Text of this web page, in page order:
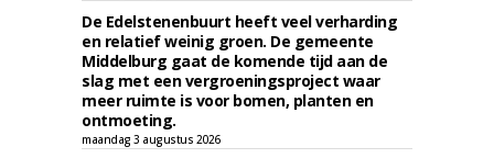
De Edelstenenbuurt heeft veel verharding
en relatief weinig groen. De gemeente
Middelburg gaat de komende tijd aan de
slag met een vergroeningsproject waar
meer ruimte is voor bomen, planten en
ontmoeting.
maandag 3 augustus 2026